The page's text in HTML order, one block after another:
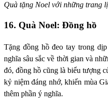
Quà tặng Noel với những trang
16. Quà Noel: Đồng hồ
Tặng đồng hồ đeo tay trong
nghĩa sâu sắc về thời gian và
đó, đồng hồ cũng là biểu tượng
kỷ niệm đáng nhớ, khiến mùa
thêm phần ý nghĩa.